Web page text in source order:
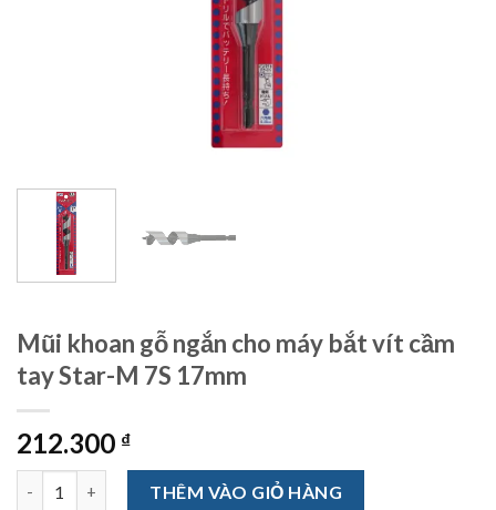
Mũi khoan gỗ ngắn cho máy bắt vít cầm
tay Star-M 7S 17mm
212.300 ₫
Mũi khoan gỗ ngắn cho máy bắt vít cầm tay Star-M 7S 17mm số
THÊM VÀO GIỎ HÀNG